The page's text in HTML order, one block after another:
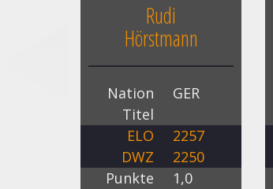
Rudi
Hörstmann
Nation
GER
Titel
ELO
2257
DWZ
2250
Punkte
1,0